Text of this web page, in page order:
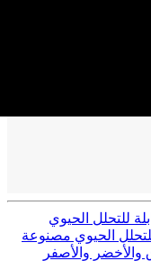
للتحلل الحيوي
الحيوي مصنوعة
والأخضر والأصفر